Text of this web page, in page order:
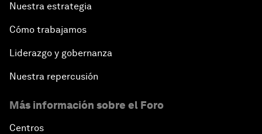
Nuestra estrategia
Cómo trabajamos
Liderazgo y gobernanza
Nuestra repercusión
Más información sobre el Foro
Centros